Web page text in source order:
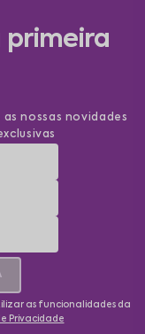
primeira
nossas novidades
as funcionalidades da
Privacidade